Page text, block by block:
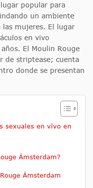
popular para
un ambiente
mujeres. El lugar
en vivo
El Moulin Rouge
de striptease; cuenta
donde se presentan
sexuales en vivo en
Ámsterdam?
Ámsterdam